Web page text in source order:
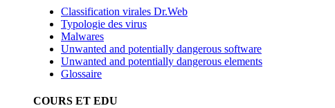
Classification virales Dr.Web
Typologie des virus
Malwares
Unwanted and potentially dangerous software
Unwanted and potentially dangerous elements
Glossaire
COURS ET EDU